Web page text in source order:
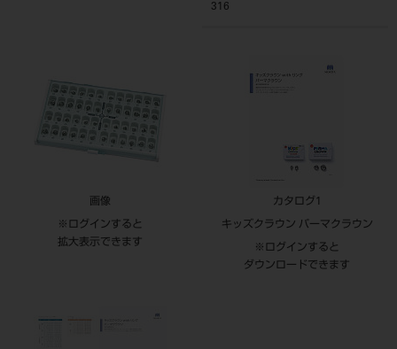
316
画像
※ログインすると
拡大表示できます
カタログ1
キッズクラウン パーマクラウン
※ログインすると
ダウンロードできます